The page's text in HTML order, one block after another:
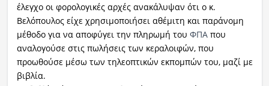
έλεγχο οι φορολογικές αρχές ανακάλυψαν ότι ο κ.
Βελόπουλος είχε χρησιμοποιήσει αθέμιτη και παράνομη
μέθοδο για να αποφύγει την πληρωμή του ΦΠΑπου
αναλογούσε στις πωλήσεις των κεραλοιφών, που
προωθούσε μέσω των τηλεοπτικών εκπομπών του, μαζί με
βιβλία.